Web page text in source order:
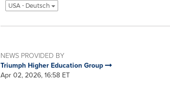
USA - Deutsch
NEWS PROVIDED BY
Triumph Higher Education Group
Apr 02, 2026, 16:58 ET